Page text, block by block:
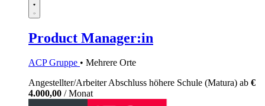
Product Manager:in
ACP Gruppe • Mehrere Orte
Angestellter/ArbeiterAbschluss höhere Schule (Matura) ab €
4.000,00 / Monat